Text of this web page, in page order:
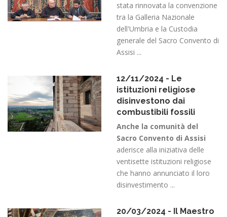
stata rinnovata la convenzione
tra la Galleria Nazionale
dell'Umbria e la Custodia
generale del Sacro Convento di
Assisi ...
12/11/2024 - Le
istituzioni religiose
disinvestono dai
combustibili fossili
Anche la comunità del
Sacro Convento di Assisi
aderisce alla iniziativa delle
ventisette istituzioni religiose
che hanno annunciato il loro
disinvestimento ...
20/03/2024 - Il Maestro